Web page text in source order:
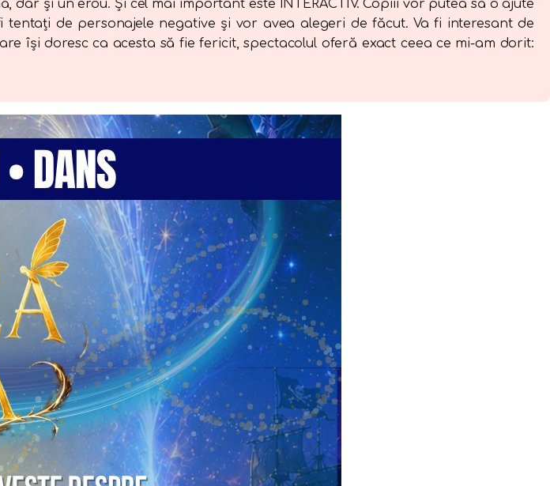
și un erou. Și cel mai important este INTERACTIV. Copiii vor putea să o ajute
de personajele negative și vor avea alegeri de făcut. Va fi interesant de
își doresc ca acesta să fie fericit, spectacolul oferă exact ceea ce mi-am dorit: